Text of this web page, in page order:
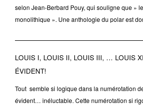
selon Jean-Berbard Pouy, qui souligne que »
monolithique ». Une anthologie du polar est
LOUIS I, LOUIS II, LOUIS III, … LOUIS
ÉVIDENT!
Tout semble si logique dans la numérotation
évident… inéluctable. Cette numérotation si